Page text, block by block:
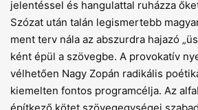
jelentéssel és hangulattal ruházza
Szózat után talán legismertebb
ment terv nála az abszurdra hajazó
ként épül a szövegbe. A provokatív
vélhetően Nagy Zopán radikális
kiemelten fontos programcélja. Az